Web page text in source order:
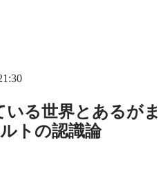
る世界とあるがま
トの認識論